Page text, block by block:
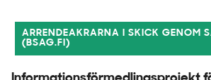
ARRENDEAKRARNA I SKICK GENOM
(BSAG.FI)